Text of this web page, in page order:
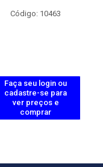
Código: 10463
Faça seu login ou
cadastre-se para
ver preços e
comprar